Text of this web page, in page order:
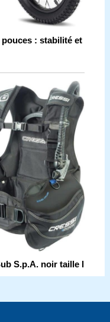
pouces : stabilité et
S.p.A. noir taille l